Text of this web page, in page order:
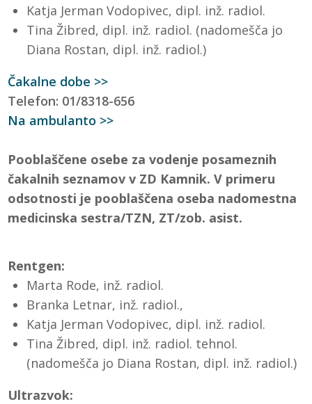
Katja Jerman Vodopivec, dipl. inž. radiol.
Tina Žibred, dipl. inž. radiol. (nadomešča jo
Diana Rostan, dipl. inž. radiol.)
Čakalne dobe >>
Telefon: 01/8318-656
Na ambulanto >>
Pooblaščene osebe za vodenje posameznih
čakalnih seznamov v ZD Kamnik. V primeru
odsotnosti je pooblaščena oseba nadomestna
medicinska sestra/TZN, ZT/zob. asist.
Rentgen:
Marta Rode, inž. radiol.
Branka Letnar, inž. radiol.,
Katja Jerman Vodopivec, dipl. inž. radiol.
Tina Žibred, dipl. inž. radiol. tehnol.
(nadomešča jo Diana Rostan, dipl. inž. radiol.)
Ultrazvok: